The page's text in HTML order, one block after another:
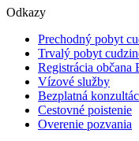
Odkazy
Prechodný pobyt
Trvalý pobyt
Registrácia občana
Vízové služby
Bezplatná
Cestovné poistenie
Overenie pozvania